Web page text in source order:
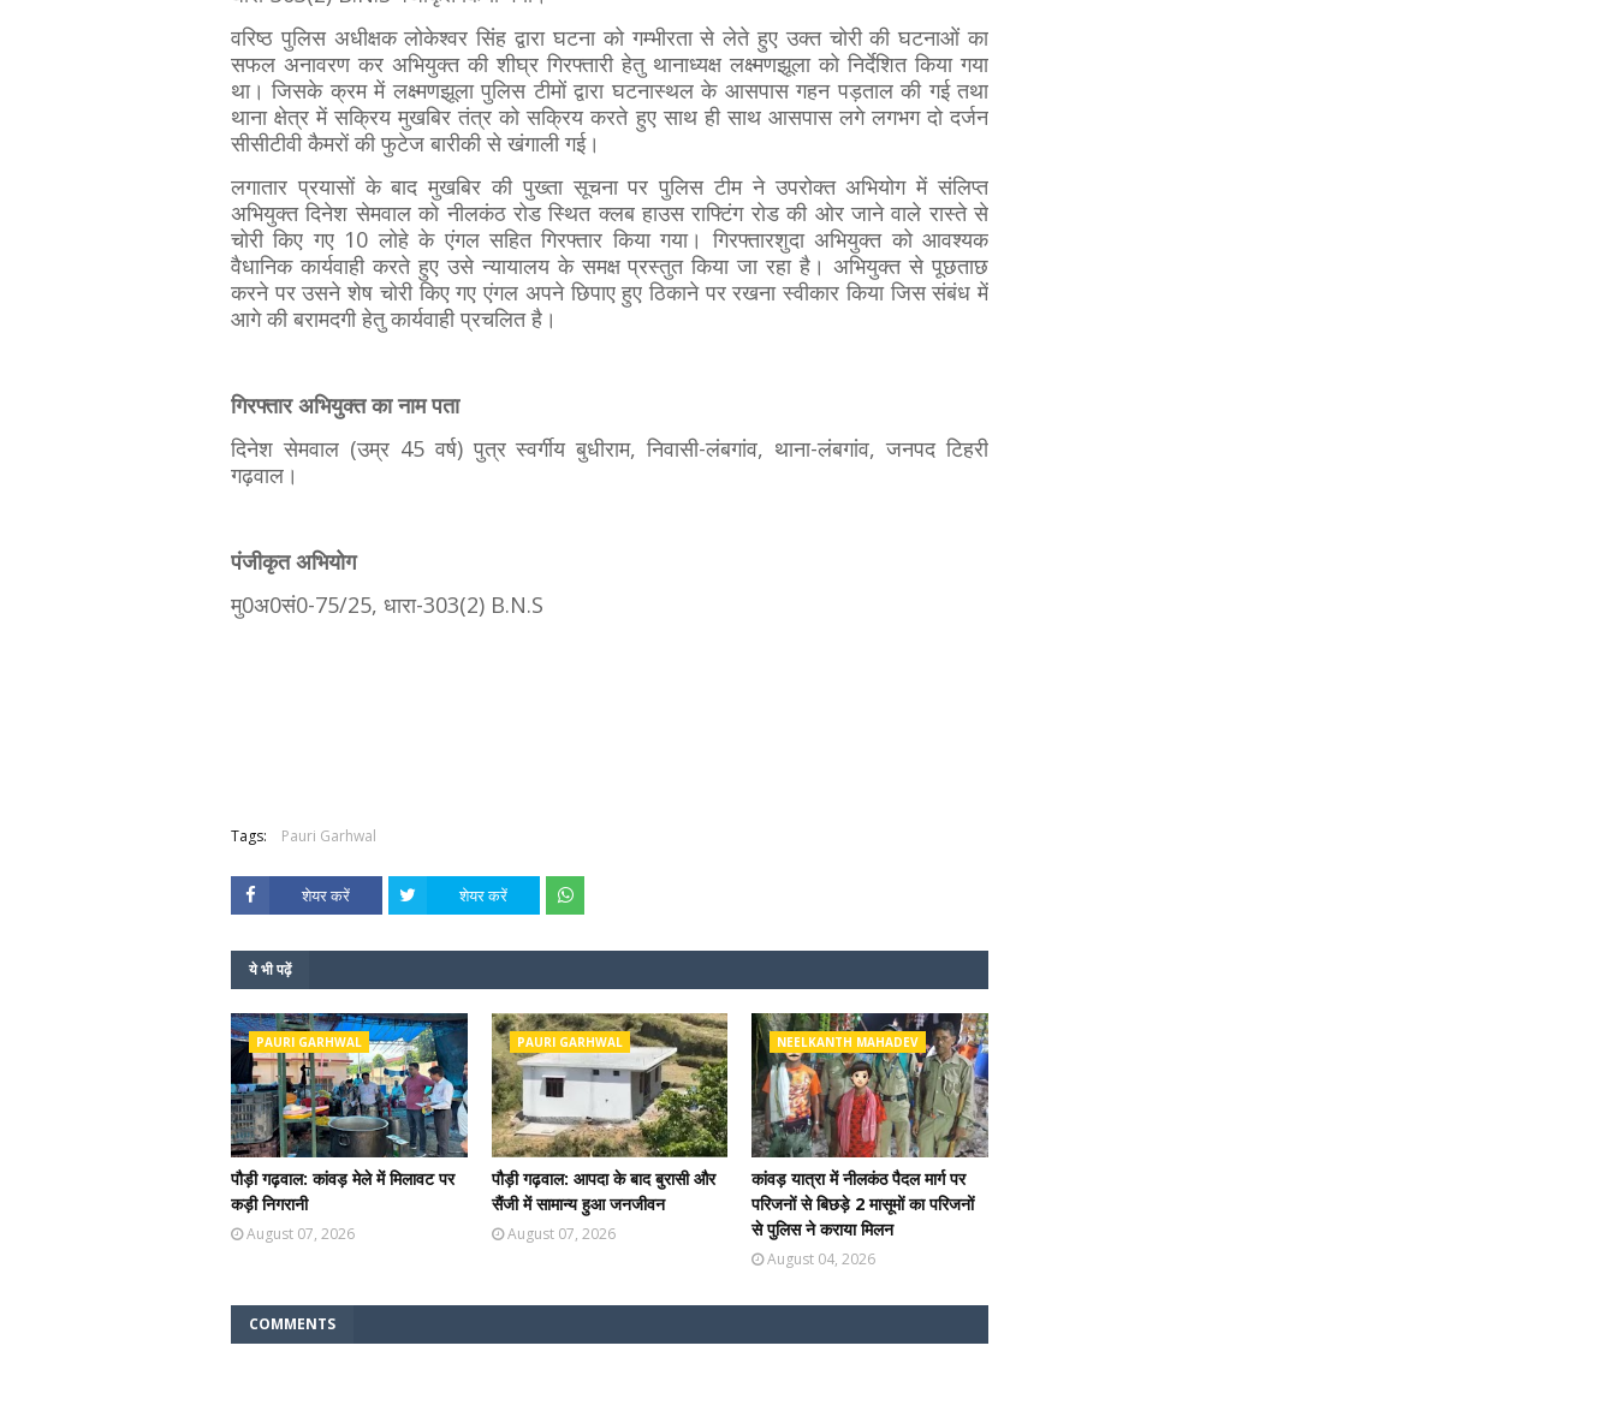
वरिष्ठ पुलिस अधीक्षक लोकेश्वर सिंह द्वारा घटना को गम्भीरता से लेते हुए उक्त चोरी की घटनाओं का
सफल अनावरण कर अभियुक्त की शीघ्र गिरफ्तारी हेतु थानाध्यक्ष लक्ष्मणझूला को निर्देशित किया गया
था। जिसके क्रम में लक्ष्मणझूला पुलिस टीमों द्वारा घटनास्थल के आसपास गहन पड़ताल की गई तथा
थाना क्षेत्र में सक्रिय मुखबिर तंत्र को सक्रिय करते हुए साथ ही साथ आसपास लगे लगभग दो दर्जन
सीसीटीवी कैमरों की फुटेज बारीकी से खंगाली गई।
लगातार प्रयासों के बाद मुखबिर की पुख्ता सूचना पर पुलिस टीम ने उपरोक्त अभियोग में संलिप्त
अभियुक्त दिनेश सेमवाल को नीलकंठ रोड स्थित क्लब हाउस राफ्टिंग रोड की ओर जाने वाले रास्ते से
चोरी किए गए 10 लोहे के एंगल सहित गिरफ्तार किया गया। गिरफ्तारशुदा अभियुक्त को आवश्यक
वैधानिक कार्यवाही करते हुए उसे न्यायालय के समक्ष प्रस्तुत किया जा रहा है। अभियुक्त से पूछताछ
करने पर उसने शेष चोरी किए गए एंगल अपने छिपाए हुए ठिकाने पर रखना स्वीकार किया जिस संबंध में
आगे की बरामदगी हेतु कार्यवाही प्रचलित है।
गिरफ्तार अभियुक्त का नाम पता
दिनेश सेमवाल (उम्र 45 वर्ष) पुत्र स्वर्गीय बुधीराम, निवासी-लंबगांव, थाना-लंबगांव, जनपद टिहरी
गढ़वाल।
पंजीकृत अभियोग
मु0अ0सं0-75/25, धारा-303(2) B.N.S
Tags: Pauri Garhwal
शेयर करें शेयर करें
ये भी पढ़ें
PAURI GARHWAL
पौड़ी गढ़वाल: कांवड़ मेले में मिलावट पर
कड़ी निगरानी
August 07, 2026
PAURI GARHWAL
पौड़ी गढ़वाल: आपदा के बाद बुरासी और
सैंजी में सामान्य हुआ जनजीवन
August 07, 2026
NEELKANTH MAHADEV
कांवड़ यात्रा में नीलकंठ पैदल मार्ग पर
परिजनों से बिछड़े 2 मासूमों का परिजनों
से पुलिस ने कराया मिलन
August 04, 2026
COMMENTS